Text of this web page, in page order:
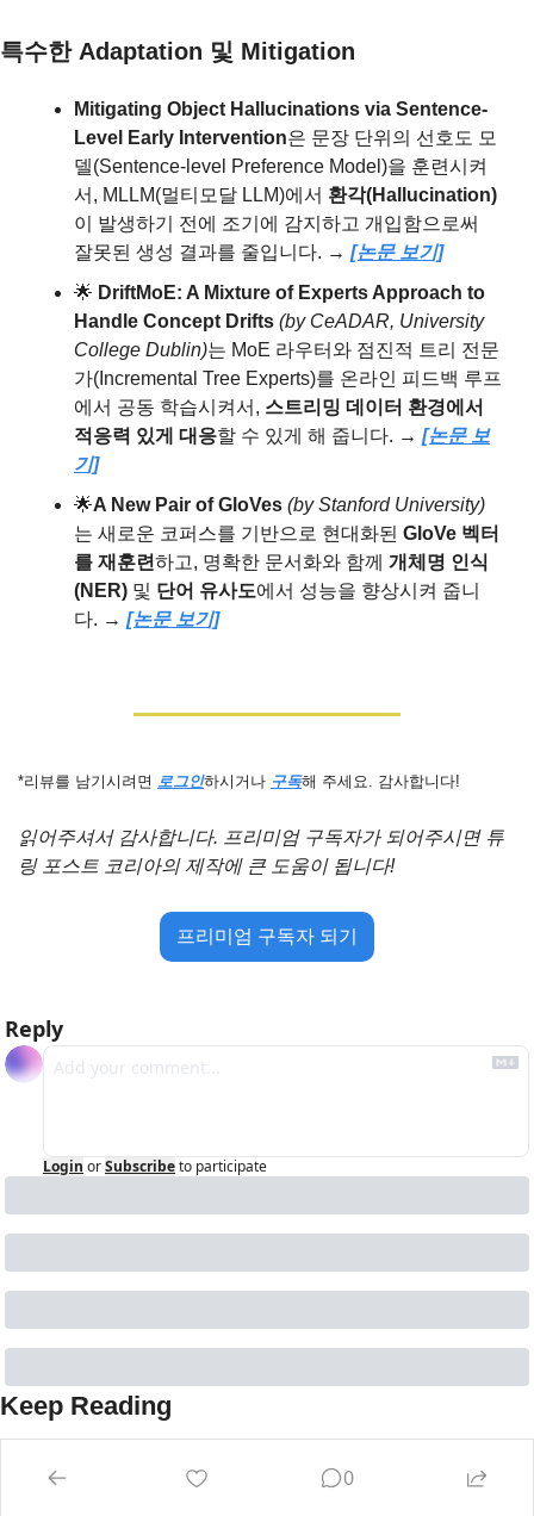
특수한 Adaptation 및 Mitigation
Mitigating Object Hallucinations via Sentence-
Level Early Intervention은 문장 단위의 선호도 모
델(Sentence-level Preference Model)을 훈련시켜
서, MLLM(멀티모달 LLM)에서 환각(Hallucination)
이 발생하기 전에 조기에 감지하고 개입함으로써
잘못된 생성 결과를 줄입니다. → [논문 보기]
🌟 DriftMoE: A Mixture of Experts Approach to
Handle Concept Drifts (by CeADAR, University
College Dublin)는 MoE 라우터와 점진적 트리 전문
가(Incremental Tree Experts)를 온라인 피드백 루프
에서 공동 학습시켜서, 스트리밍 데이터 환경에서
적응력 있게 대응할 수 있게 해 줍니다. → [논문 보
기]
🌟A New Pair of GloVes (by Stanford University)
는 새로운 코퍼스를 기반으로 현대화된 GloVe 벡터
를 재훈련하고, 명확한 문서화와 함께 개체명 인식
(NER) 및 단어 유사도에서 성능을 향상시켜 줍니
다. → [논문 보기]
*리뷰를 남기시려면 로그인하시거나 구독해 주세요. 감사합니다!
읽어주셔서 감사합니다. 프리미엄 구독자가 되어주시면 튜
링 포스트 코리아의 제작에 큰 도움이 됩니다!
프리미엄 구독자 되기
Reply
Login orSubscribeto participate
Keep Reading
0